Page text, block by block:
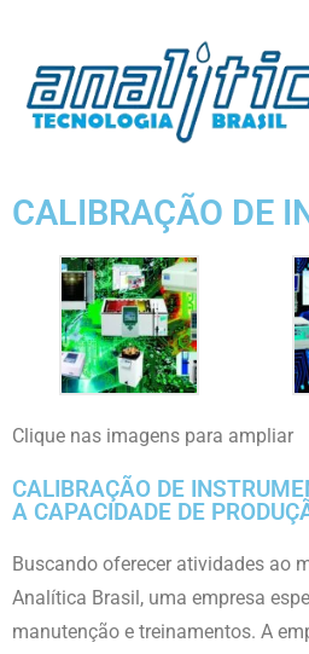
CALIBRAÇÃO DE
Clique nas imagens para ampliar
CALIBRAÇÃO DE
A CAPACIDADE DE
Buscando oferecer atividades ao
Analítica Brasil, uma empresa
manutenção e treinamentos. A